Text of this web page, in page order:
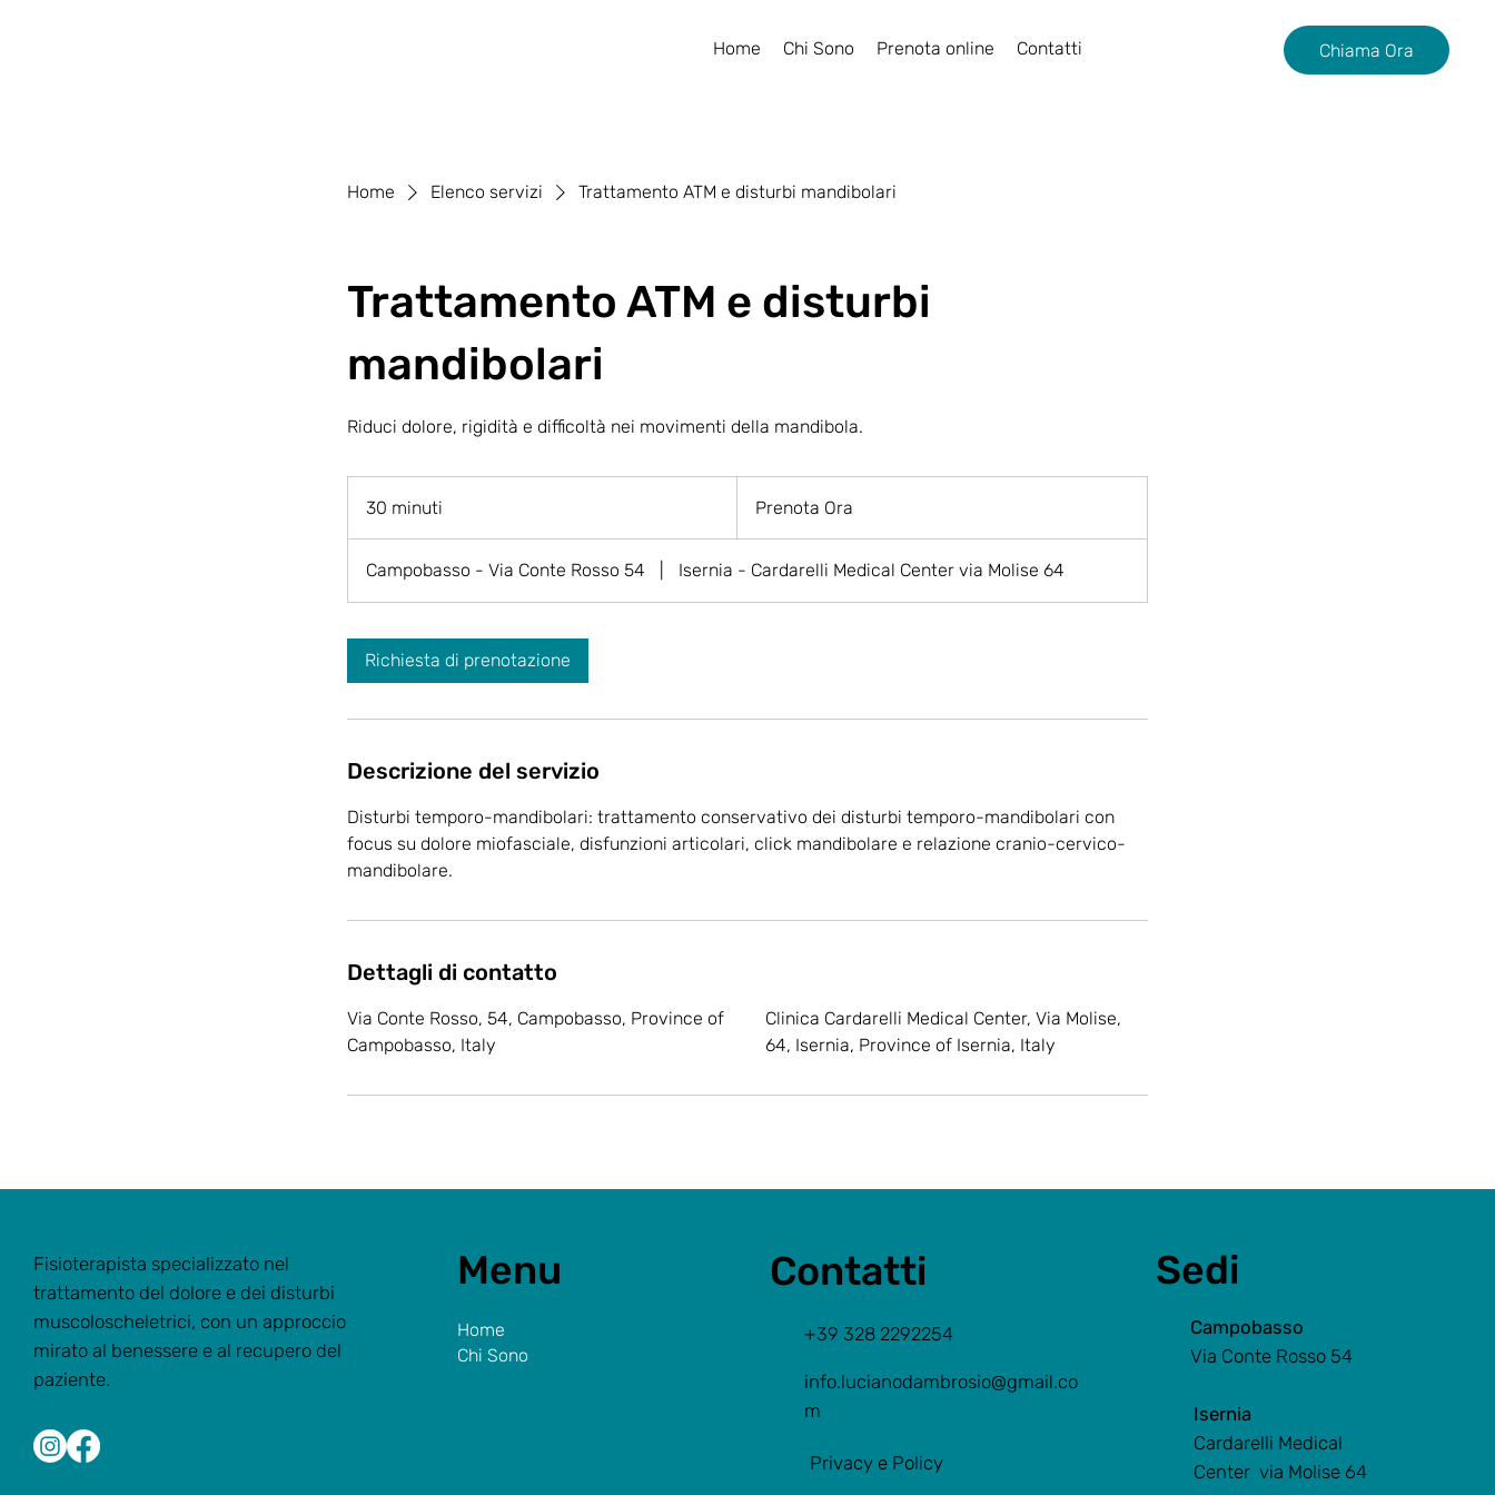
Home Chi Sono Prenota online Contatti Chiama Ora
Home Elenco servizi Trattamento ATM e disturbi mandibolari
Trattamento ATM e disturbi
mandibolari
Riduci dolore, rigidità e difficoltà nei movimenti della mandibola.
30 minuti
0
m
u
t
Prenota Ora
Campobasso - Via Conte Rosso 54 Isernia - Cardarelli Medical Center via Molise 64
Richiesta di prenotazione
Descrizione del servizio
Disturbi temporo-mandibolari: trattamento conservativo dei disturbi temporo-mandibolari con
focus su dolore miofasciale, disfunzioni articolari, click mandibolare e relazione cranio-cervico-
mandibolare.
Dettagli di contatto
Via Conte Rosso, 54, Campobasso, Province of
Campobasso, Italy
Clinica Cardarelli Medical Center, Via Molise,
64, Isernia, Province of Isernia, Italy
Fisioterapista specializzato nel
trattamento del dolore e dei disturbi
muscoloscheletrici, con un approccio
mirato al benessere e al recupero del
paziente.
Menu
Home
Chi Sono
Contatti
+39 328 2292254
info.lucianodambrosio@gmail.co
m
Privacy e Policy
Sedi
Campobasso
Via Conte Rosso 54
Isernia
Cardarelli Medical
Center via Molise 64